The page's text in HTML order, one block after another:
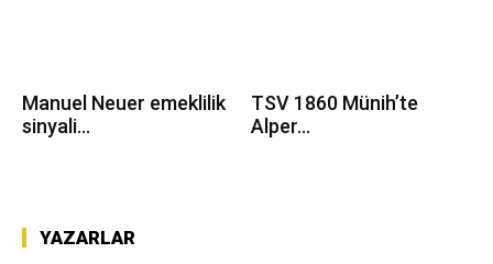
Manuel Neuer emeklilik
sinyali...
TSV 1860 Münih’te
Alper...
YAZARLAR